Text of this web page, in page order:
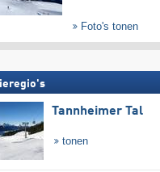
Foto's tonen
Tannheimer Tal
tonen